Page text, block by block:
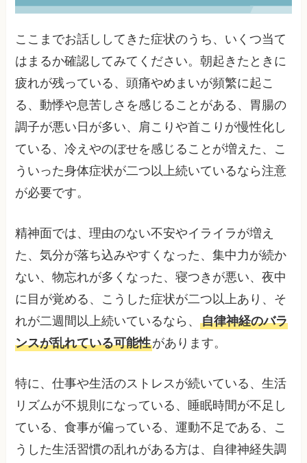
ここまでお話ししてきた症状のうち、いくつ当て
はまるか確認してみてください。朝起きたときに
疲れが残っている、頭痛やめまいが頻繁に起こ
る、動悸や息苦しさを感じることがある、胃腸の
調子が悪い日が多い、肩こりや首こりが慢性化し
ている、冷えやのぼせを感じることが増えた、こ
ういった身体症状が二つ以上続いているなら注意
が必要です。
精神面では、理由のない不安やイライラが増え
た、気分が落ち込みやすくなった、集中力が続か
ない、物忘れが多くなった、寝つきが悪い、夜中
に目が覚める、こうした症状が二つ以上あり、そ
れが二週間以上続いているなら、自律神経のバラ
ンスが乱れている可能性があります。
特に、仕事や生活のストレスが続いている、生活
リズムが不規則になっている、睡眠時間が不足し
ている、食事が偏っている、運動不足である、こ
うした生活習慣の乱れがある方は、自律神経失調